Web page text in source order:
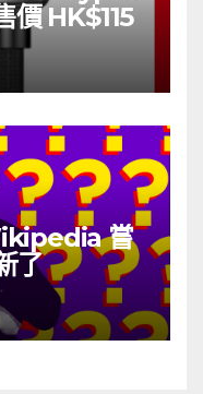
價 HK$115
嘗
了